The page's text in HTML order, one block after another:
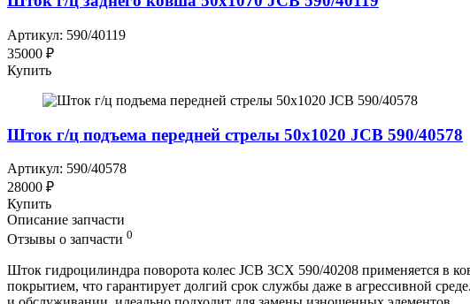
Артикул: 590/40119
35000 ₽
Купить
Шток г/ц подъема передней стрелы 50x1020 JCB 590/40578
Артикул: 590/40578
28000 ₽
Купить
Описание запчасти
Отзывы о запчасти 0
Шток гидроцилиндра поворота колес JCB 3СХ 590/40208 применяется в
покрытием, что гарантирует долгий срок службы даже в агрессивной